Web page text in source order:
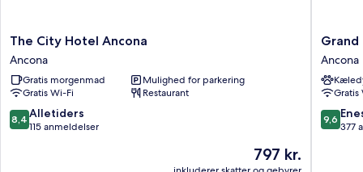
The
City
Hotel
Ancona
Ancona
The City Hotel Ancona
Ancona
Gratis morgenmad
Mulighed for parkering
Gratis Wi-Fi
Restaurant
8.4
ud
8,4 Alletiders
115 anmeldelser
Prisen
er
797 kr.
Grand
Hotel
Palace
Ancona
Grand
Ancona
Gratis
9.6
ud
9,6
377